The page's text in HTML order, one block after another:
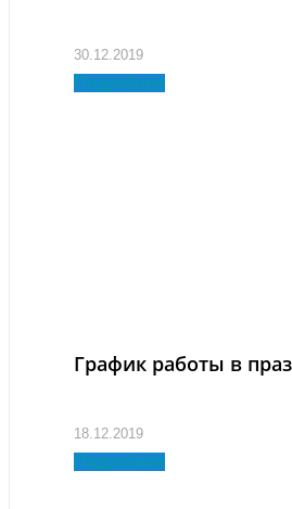
30.12.2019
Подробнее
График работы в
18.12.2019
Подробнее